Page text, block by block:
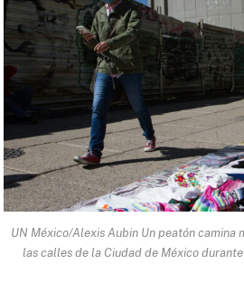
UN México/Alexis Aubin Un peatón camina
las calles de la Ciudad de México durante